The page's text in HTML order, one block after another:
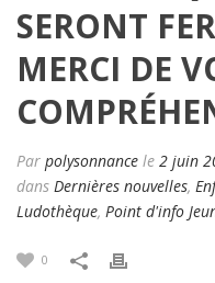
SERONT
MERCI DE
Par polysonnance le 2 juin
dans Dernières nouvelles,
Ludothèque, Point d'info
0